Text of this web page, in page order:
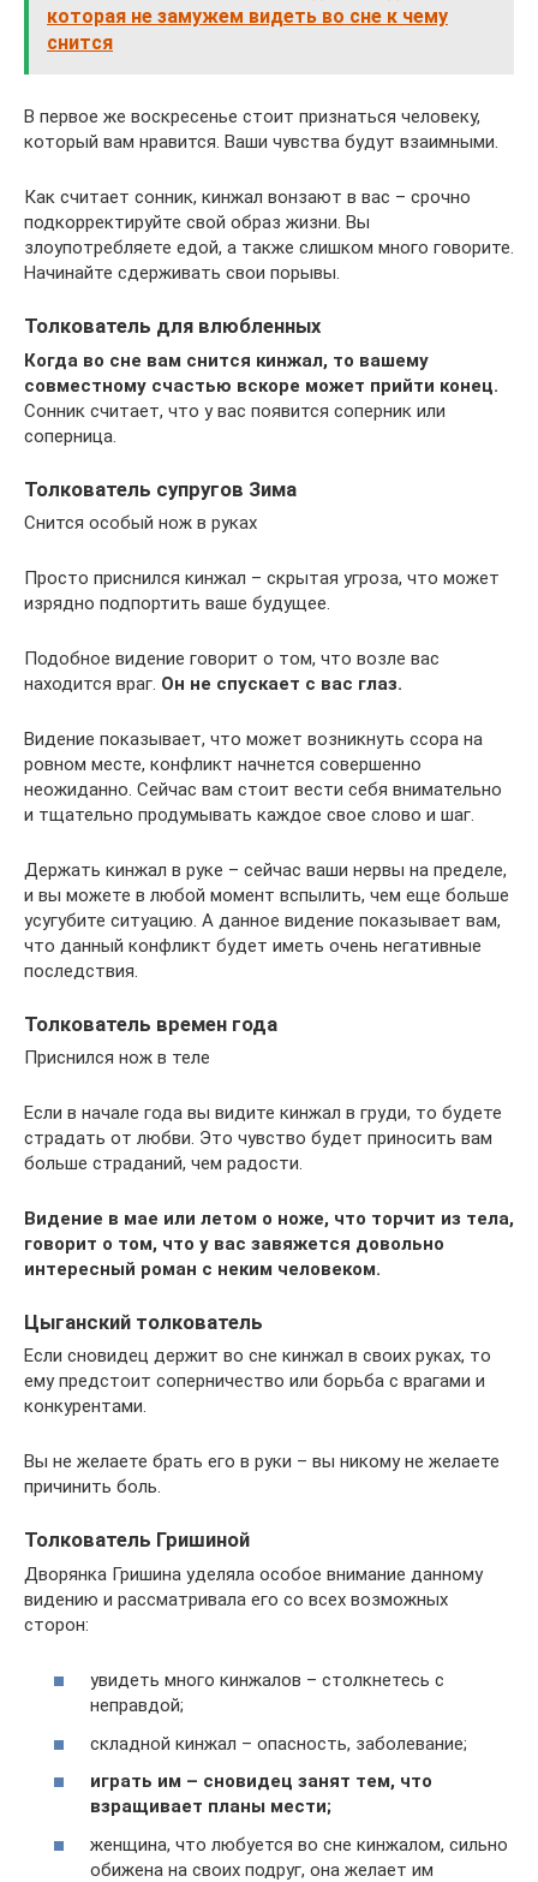
которая не замужем видеть во сне к чему
снится
В первое же воскресенье стоит признаться человеку,
который вам нравится. Ваши чувства будут взаимными.
Как считает сонник, кинжал вонзают в вас – срочно
подкорректируйте свой образ жизни. Вы
злоупотребляете едой, а также слишком много говорите.
Начинайте сдерживать свои порывы.
Толкователь для влюбленных
Когда во сне вам снится кинжал, то вашему
совместному счастью вскоре может прийти конец.
Сонник считает, что у вас появится соперник или
соперница.
Толкователь супругов Зима
Снится особый нож в руках
Просто приснился кинжал – скрытая угроза, что может
изрядно подпортить ваше будущее.
Подобное видение говорит о том, что возле вас
находится враг. Он не спускает с вас глаз.
Видение показывает, что может возникнуть ссора на
ровном месте, конфликт начнется совершенно
неожиданно. Сейчас вам стоит вести себя внимательно
и тщательно продумывать каждое свое слово и шаг.
Держать кинжал в руке – сейчас ваши нервы на пределе,
и вы можете в любой момент вспылить, чем еще больше
усугубите ситуацию. А данное видение показывает вам,
что данный конфликт будет иметь очень негативные
последствия.
Толкователь времен года
Приснился нож в теле
Если в начале года вы видите кинжал в груди, то будете
страдать от любви. Это чувство будет приносить вам
больше страданий, чем радости.
Видение в мае или летом о ноже, что торчит из тела,
говорит о том, что у вас завяжется довольно
интересный роман с неким человеком.
Цыганский толкователь
Если сновидец держит во сне кинжал в своих руках, то
ему предстоит соперничество или борьба с врагами и
конкурентами.
Вы не желаете брать его в руки – вы никому не желаете
причинить боль.
Толкователь Гришиной
Дворянка Гришина уделяла особое внимание данному
видению и рассматривала его со всех возможных
сторон:
увидеть много кинжалов – столкнетесь с
неправдой;
складной кинжал – опасность, заболевание;
играть им – сновидец занят тем, что
взращивает планы мести;
женщина, что любуется во сне кинжалом, сильно
обижена на своих подруг, она желает им